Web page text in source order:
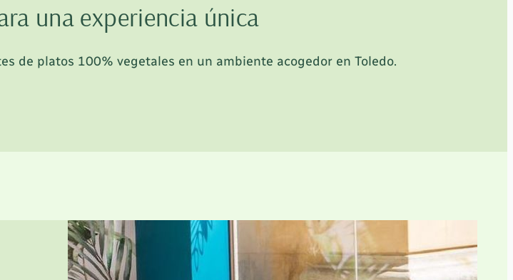
una experiencia única
de platos 100% vegetales en un ambiente acogedor en Toledo.